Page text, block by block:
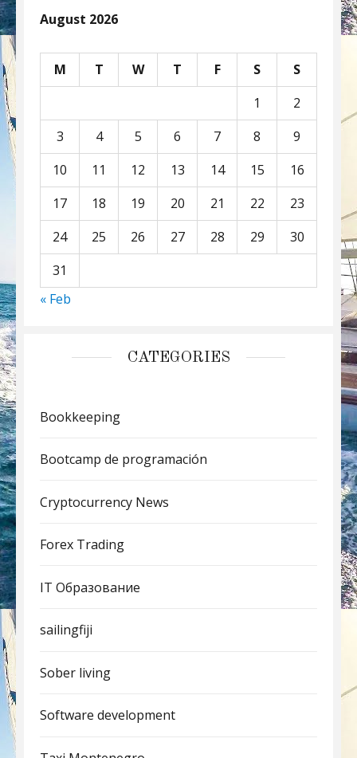
August 2026
M T W T F S
S
1
2
3
4 5 6 7 8
9
10
11 12 13 14 15
16
17
18 19 20 21 22
23
24
25 26 27 28 29
30
31
« Feb
CATEGORIES
Bookkeeping
Bootcamp de programación
Cryptocurrency News
Forex Trading
IT Образование
sailingfiji
Sober living
Software development